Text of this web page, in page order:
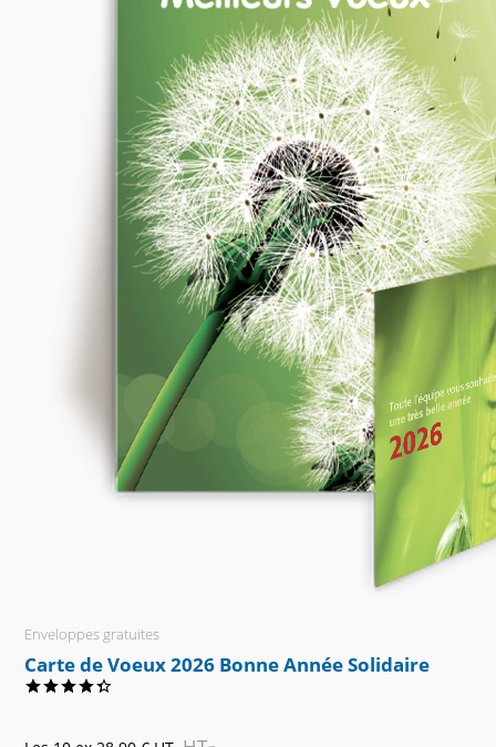
Enveloppes gratuites
Carte de Voeux 2026 Bonne Année Solidaire